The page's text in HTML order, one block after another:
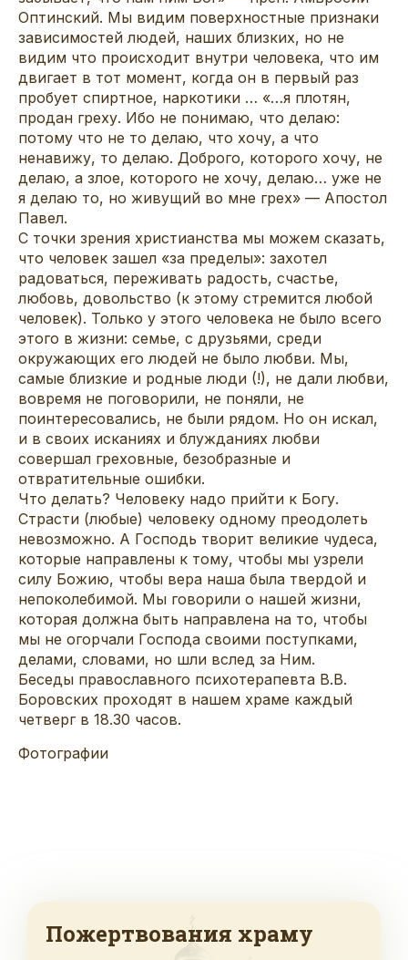
Оптинский. Мы видим поверхностные признаки
зависимостей людей, наших близких, но не
видим что происходит внутри человека, что им
двигает в тот момент, когда он в первый раз
пробует спиртное, наркотики … «…я плотян,
продан греху. Ибо не понимаю, что делаю:
потому что не то делаю, что хочу, а что
ненавижу, то делаю. Доброго, которого хочу, не
делаю, а злое, которого не хочу, делаю… уже не
я делаю то, но живущий во мне грех» — Апостол
Павел.
С точки зрения христианства мы можем сказать,
что человек зашел «за пределы»: захотел
радоваться, переживать радость, счастье,
любовь, довольство (к этому стремится любой
человек). Только у этого человека не было всего
этого в жизни: семье, с друзьями, среди
окружающих его людей не было любви. Мы,
самые близкие и родные люди (!), не дали любви,
вовремя не поговорили, не поняли, не
поинтересовались, не были рядом. Но он искал,
и в своих исканиях и блужданиях любви
совершал греховные, безобразные и
отвратительные ошибки.
Что делать? Человеку надо прийти к Богу.
Страсти (любые) человеку одному преодолеть
невозможно. А Господь творит великие чудеса,
которые направлены к тому, чтобы мы узрели
силу Божию, чтобы вера наша была твердой и
непоколебимой. Мы говорили о нашей жизни,
которая должна быть направлена на то, чтобы
мы не огорчали Господа своими поступками,
делами, словами, но шли вслед за Ним.
Беседы православного психотерапевта В.В.
Боровских проходят в нашем храме каждый
четверг в 18.30 часов.
Фотографии
Пожертвования храму